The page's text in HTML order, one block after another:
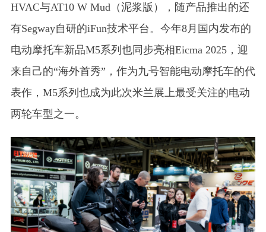
HVAC与AT10 W Mud（泥浆版），随产品推出的还
有Segway自研的iFun技术平台。今年8月国内发布的
电动摩托车新品M5系列也同步亮相Eicma 2025，迎
来自己的“海外首秀”，作为九号智能电动摩托车的代
表作，M5系列也成为此次米兰展上最受关注的电动
两轮车型之一。